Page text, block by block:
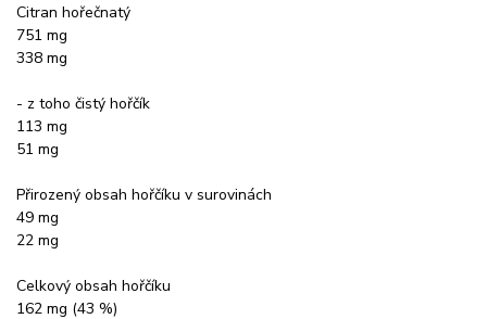
Citran hořečnatý
751 mg
338 mg
- z toho čistý hořčík
113 mg
51 mg
Přirozený obsah hořčíku v surovinách
49 mg
22 mg
Celkový obsah hořčíku
162 mg (43 %)